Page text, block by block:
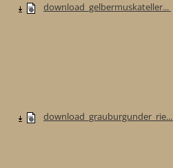
download_gelbermuskateller...
download_grauburgunder_rie...